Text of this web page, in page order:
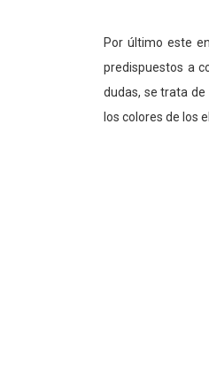
Por último este
predispuestos a
dudas, se trata
los colores de los